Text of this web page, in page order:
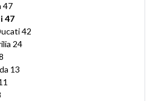
47
47
42
24
13